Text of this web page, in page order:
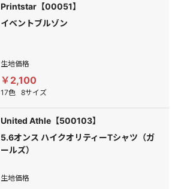
Printstar【00051】
イベントブルゾン
生地価格
￥2,100
17色 8サイズ
United Athle【500103】
5.6オンス ハイクオリティーTシャツ（ガ
ールズ）
生地価格